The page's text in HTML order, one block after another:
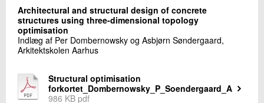
Skriv til mig
Architectural and structural design of concrete
structures using three-dimensional topology
optimisation
Indlæg af Per Dombernowsky og Asbjørn Søndergaard,
Arkitektskolen Aarhus
Structural optimisation
forkortet_Dombernowsky_P_Soendergaard_A
986 KB pdf